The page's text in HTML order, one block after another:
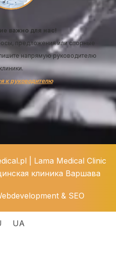
важно для нас!
предложения или спорные
напрямую руководителю
к руководителю
| Lama Medical Clinic
клиника Варшава
& SEO
UA